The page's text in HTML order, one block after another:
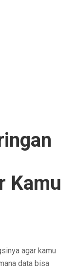
Kamu
agar kamu
data bisa